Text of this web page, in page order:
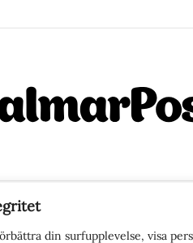
din surfupplevelse, visa
Nyhetstips eller frågor?